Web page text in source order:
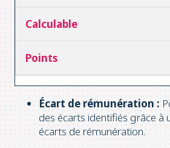
Écart de rémunération :
des écarts identifiés grâce à
écarts de rémunération.